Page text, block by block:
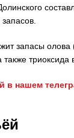
запасы
в нашем